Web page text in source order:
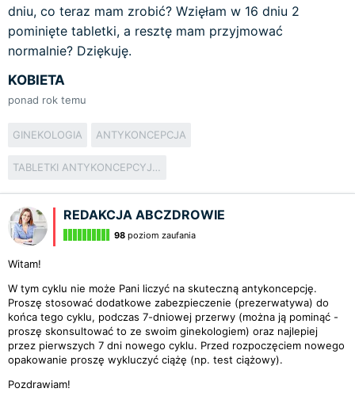
dniu, co teraz mam zrobić? Wzięłam w 16 dniu 2
pominięte tabletki, a resztę mam przyjmować
normalnie? Dziękuję.
KOBIETA
ponad rok temu
GINEKOLOGIA ANTYKONCEPCJA
TABLETKI ANTYKONCEPCYJNE
REDAKCJA ABCZDROWIE
98 poziom zaufania
Witam!
W tym cyklu nie może Pani liczyć na skuteczną antykoncepcję.
Proszę stosować dodatkowe zabezpieczenie (prezerwatywa) do
końca tego cyklu, podczas 7-dniowej przerwy (można ją pominąć -
proszę skonsultować to ze swoim ginekologiem) oraz najlepiej
przez pierwszych 7 dni nowego cyklu. Przed rozpoczęciem nowego
opakowanie proszę wykluczyć ciążę (np. test ciążowy).
Pozdrawiam!